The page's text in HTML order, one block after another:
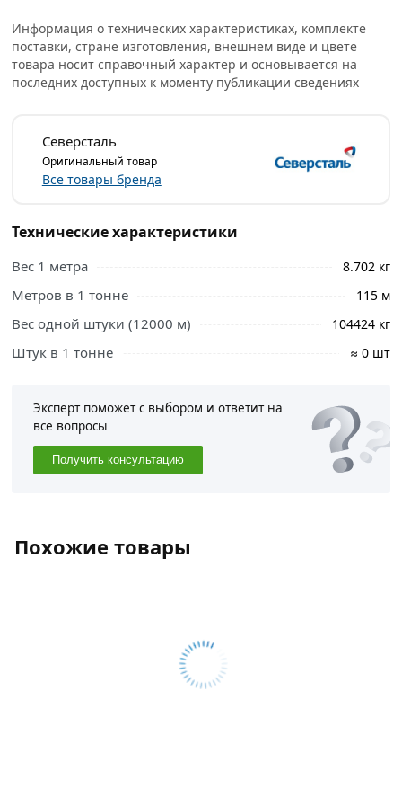
можно использовать ее для создания конструкций
разной протяженности. Отличное качество стали, из
которой она изготовлена, обеспечивает прочность и
100х50х4 мм из категории
Труба прямоугольная
действительны в Москве и области.
Информация о технических характеристиках, комплекте
поставки, стране изготовления, внешнем виде и цвете
товара носит справочный характер и основывается на
последних доступных к моменту публикации сведениях
Северсталь
Оригинальный товар
Все товары бренда
Технические характеристики
Вес 1 метра 8.702 кг
Метров в 1 тонне 115 м
Вес одной штуки (12000 м) 104424 кг
Штук в 1 тонне ≈ 0 шт
Эксперт поможет с выбором и ответит на
все вопросы
Получить консультацию
Похожие товары